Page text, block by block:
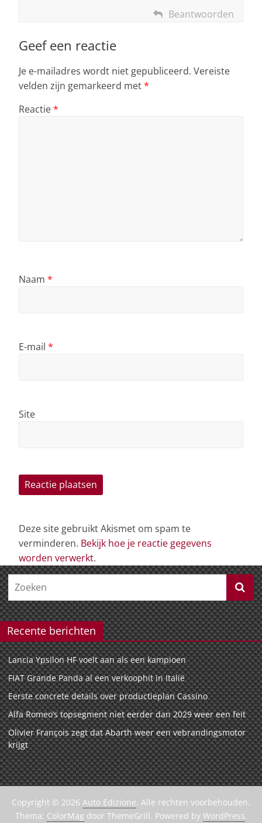
Beantwoorden
Geef een reactie
Je e-mailadres wordt niet gepubliceerd. Vereiste
velden zijn gemarkeerd met*
Reactie*
Naam *
E-mail *
Site
Deze site gebruikt Akismet om spam te
verminderen. Bekijk hoe je reactie gegevens
worden verwerkt.
Recente berichten
Lancia Ypsilon HF voelt aan als een kampioen
FIAT Grande Panda al een verkoophit in Italië
Eerste concrete details over productieplan Cassino
Alfa Romeo’s topsegment niet eerder dan 2029 weer een feit
Olivier François zegt dat Abarth weer een vebrandingsmotor
krijgt
Copyright © 2026 Auto Edizione. Alle rechten voorbehouden.
Thema: ColorMag door ThemeGrill. Powered by WordPress.